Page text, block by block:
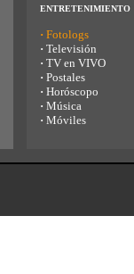
ENTRETENIMIENTO
· Fotologs
· Televisión
· TV en VIVO
· Postales
· Horóscopo
· Música
· Móviles